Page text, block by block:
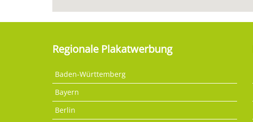
Regionale Plakatwerbung
Baden-Württemberg
Bayern
Berlin